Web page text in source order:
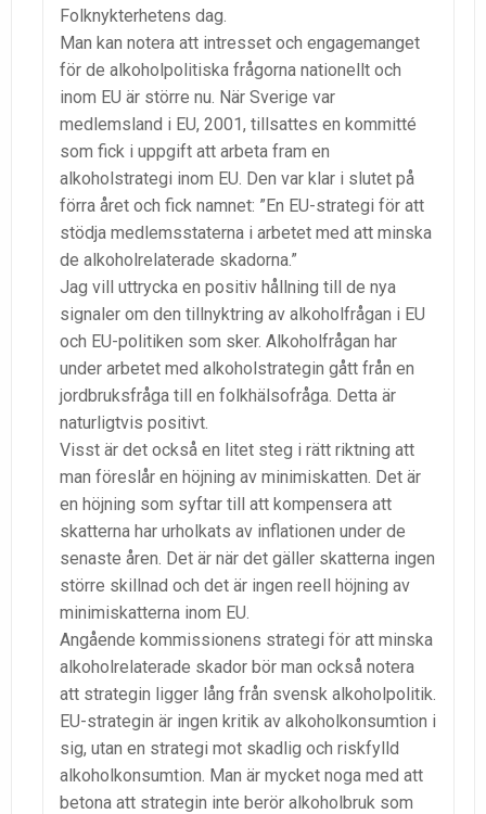
Folknykterhetens dag.
Man kan notera att intresset och engagemanget
för de alkoholpolitiska frågorna nationellt och
inom EU är större nu. När Sverige var
medlemsland i EU, 2001, tillsattes en kommitté
som fick i uppgift att arbeta fram en
alkoholstrategi inom EU. Den var klar i slutet på
förra året och fick namnet: ”En EU-strategi för att
stödja medlemsstaterna i arbetet med att minska
de alkoholrelaterade skadorna.”
Jag vill uttrycka en positiv hållning till de nya
signaler om den tillnyktring av alkoholfrågan i EU
och EU-politiken som sker. Alkoholfrågan har
under arbetet med alkoholstrategin gått från en
jordbruksfråga till en folkhälsofråga. Detta är
naturligtvis positivt.
Visst är det också en litet steg i rätt riktning att
man föreslår en höjning av minimiskatten. Det är
en höjning som syftar till att kompensera att
skatterna har urholkats av inflationen under de
senaste åren. Det är när det gäller skatterna ingen
större skillnad och det är ingen reell höjning av
minimiskatterna inom EU.
Angående kommissionens strategi för att minska
alkoholrelaterade skador bör man också notera
att strategin ligger lång från svensk alkoholpolitik.
EU-strategin är ingen kritik av alkoholkonsumtion i
sig, utan en strategi mot skadlig och riskfylld
alkoholkonsumtion. Man är mycket noga med att
betona att strategin inte berör alkoholbruk som